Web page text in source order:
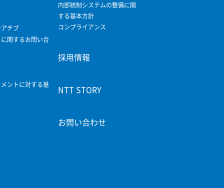
チブ
関するお問い合
ントに対する基
内部統制システムの整備に関
する基本方針
コンプライアンス
採用情報
NTT STORY
お問い合わせ